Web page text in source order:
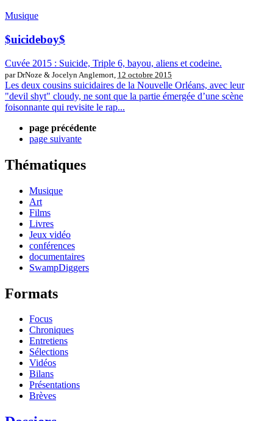
Musique
$uicideboy$
Cuvée 2015 : Suicide, Triple 6, bayou, aliens et codeine.
par DrNoze & Jocelyn Anglemort, 12 octobre 2015
Les deux cousins suicidaires de la Nouvelle Orléans, avec leur
"devil shyt" cloudy, ne sont que la partie émergée d’une scène
foisonnante qui revisite le rap...
page précédente
page suivante
Thématiques
Musique
Art
Films
Livres
Jeux vidéo
conférences
documentaires
SwampDiggers
Formats
Focus
Chroniques
Entretiens
Sélections
Vidéos
Bilans
Présentations
Brèves